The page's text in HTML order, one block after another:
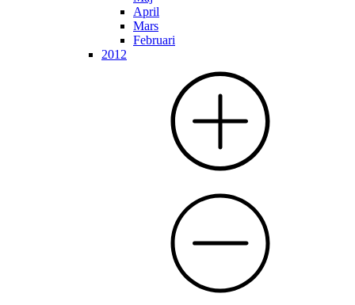
April
Mars
Februari
2012